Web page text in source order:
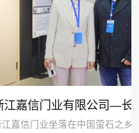
公司—长沙建博会
中国萤石之乡武义县百花山工业